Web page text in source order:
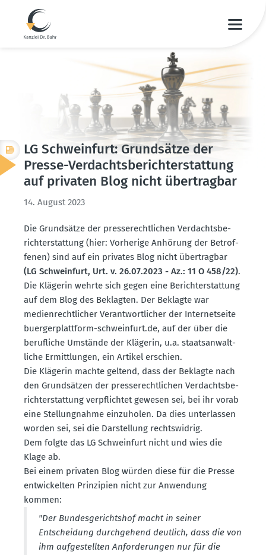
LG Schweinfurt: Grund­sätze der
Presse-Verdachts­be­richt­erstattung
auf privaten Blog nicht übertragbar
14. August 2023
Die Grund­sätze der presse­recht­lichen Verdachts­be­
richt­erstattung (hier: Vorherige Anhörung der Betrof­
fenen) sind auf ein privates Blog nicht übertragbar
(LG Schweinfurt, Urt. v. 26.07.2023 - Az.: 11 O 458/22).
Die Klägerin wehrte sich gegen eine Bericht­erstattung
auf dem Blog des Beklagten. Der Beklagte war
medien­recht­licher Verant­wort­licher der Inter­net­seite
buerger­plattform-schweinfurt.de, auf der über die
beruf­liche Umstände der Klägerin, u.a. staats­an­walt­
liche Ermitt­lungen, ein Artikel erschien.
Die Klägerin machte geltend, dass der Beklagte nach
den Grund­sätzen der presse­recht­lichen Verdachts­be­
richt­erstattung verpflichtet gewesen sei, bei ihr vorab
eine Stellung­nahme einzu­holen. Da dies unter­lassen
worden sei, sei die Darstellung rechts­widrig.
Dem folgte das LG Schweinfurt nicht und wies die
Klage ab.
Bei einem privaten Blog würden diese für die Presse
entwi­ckelten Prinzipien nicht zur Anwendung
kommen:
"Der Bundes­ge­richtshof macht in seiner
Entscheidung durch­gehend deutlich, dass die von
ihm aufge­stellten Anfor­de­rungen nur für die